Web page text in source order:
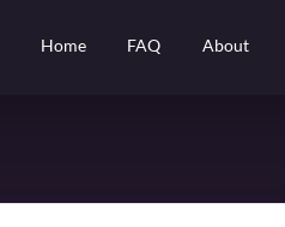
Home FAQ About